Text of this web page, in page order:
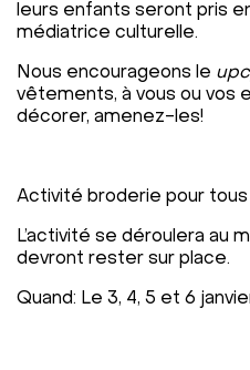
leurs enfants seront pris
médiatrice culturelle.
Nous encourageons le
vêtements, à vous ou vos
décorer, amenez-les!
Activité broderie pour tous
L’activité se déroulera au
devront rester sur place.
Quand: Le 3, 4, 5 et 6